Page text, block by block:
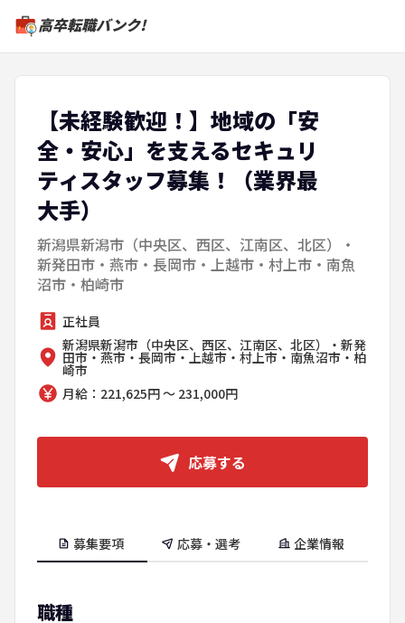
高卒転職バンク!
【未経験歓迎！】地域の「安
全・安心」を支えるセキュリ
ティスタッフ募集！（業界最
大手）
新潟県新潟市（中央区、西区、江南区、北区）・
新発田市・燕市・長岡市・上越市・村上市・南魚
沼市・柏崎市
正社員
新潟県新潟市（中央区、西区、江南区、北区）・新発
田市・燕市・長岡市・上越市・村上市・南魚沼市・柏
崎市
月給：221,625円 ～ 231,000円
応募する
募集要項 応募・選考 企業情報
職種